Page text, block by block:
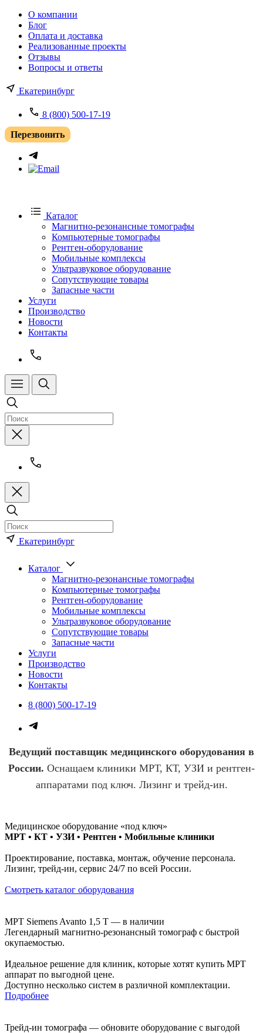
О компании
Блог
Оплата и доставка
Реализованные проекты
Отзывы
Вопросы и ответы
Екатеринбург
8 (800) 500-17-19
Перезвонить
Каталог
Магнитно-резонансные томографы
Компьютерные томографы
Рентген-оборудование
Мобильные комплексы
Ультразвуковое оборудование
Сопутствующие товары
Запасные части
Услуги
Производство
Новости
Контакты
Екатеринбург
Каталог
Магнитно-резонансные томографы
Компьютерные томографы
Рентген-оборудование
Мобильные комплексы
Ультразвуковое оборудование
Сопутствующие товары
Запасные части
Услуги
Производство
Новости
Контакты
8 (800) 500-17-19
Поставка и оснащение
Ведущий поставщик медицинского оборудования в
России. Оснащаем клиники МРТ, КТ, УЗИ и рентген-
аппаратами под ключ. Лизинг и трейд-ин.
Медицинское оборудование «под ключ»
МРТ • КТ • УЗИ • Рентген • Мобильные клиники
Проектирование, поставка, монтаж, обучение персонала.
Лизинг, трейд-ин, сервис 24/7 по всей России.
Смотреть каталог оборудования
МРТ Siemens Avanto 1,5 Т — в наличии
Легендарный магнитно-резонансный томограф с быстрой
окупаемостью.
Идеальное решение для клиник, которые хотят купить МРТ
аппарат по выгодной цене.
Доступно несколько систем в различной комплектации.
Подробнее
Трейд-ин томографа — обновите оборудование с выгодой